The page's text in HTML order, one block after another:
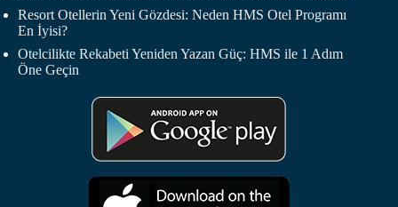
Resort Otellerin Yeni Gözdesi: Neden HMS Otel Programı
En İyisi?
Otelcilikte Rekabeti Yeniden Yazan Güç: HMS ile 1 Adım
Öne Geçin